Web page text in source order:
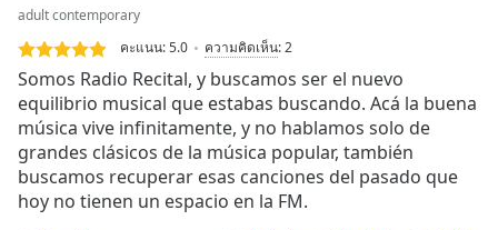
Loaded:
0.00%
Stream
TypeLIVE
Seek to
live,
currently
behind
adult contemporary
คะแนน:5.0 ความคิดเห็น:2
Somos Radio Recital, y buscamos ser el nuevo
equilibrio musical que estabas buscando. Acá la buena
música vive infinitamente, y no hablamos solo de
grandes clásicos de la música popular, también
buscamos recuperar esas canciones del pasado que
hoy no tienen un espacio en la FM.